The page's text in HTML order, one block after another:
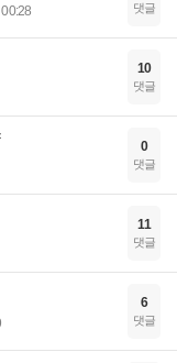
00:28 댓글
10
댓글
0
댓글
11
댓글
6
댓글